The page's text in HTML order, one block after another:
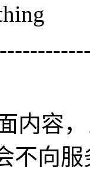
内容
不向